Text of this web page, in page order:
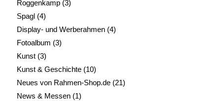
Roggenkamp(3)
Spagl(4)
Display- und Werberahmen(4)
Fotoalbum (3)
Kunst(3)
Kunst & Geschichte(10)
Neues von Rahmen-Shop.de(21)
News & Messen(1)